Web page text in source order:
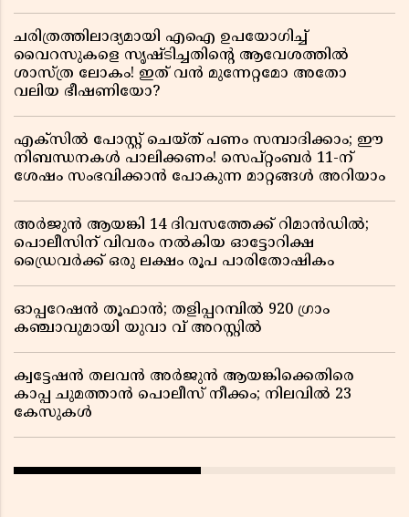
ചരിത്രത്തിലാദ്യമായി എഐ ഉപയോഗിച്ച്
വൈറസുകളെ സൃഷ്ടിച്ചതിന്റെ ആവേശത്തിൽ
ശാസ്ത്ര ലോകം! ഇത് വൻ മുന്നേറ്റമോ അതോ
വലിയ ഭീഷണിയോ?
എക്സിൽ പോസ്റ്റ് ചെയ്ത് പണം സമ്പാദിക്കാം; ഈ
നിബന്ധനകൾ പാലിക്കണം! സെപ്റ്റംബർ 11-ന്
ശേഷം സംഭവിക്കാൻ പോകുന്ന മാറ്റങ്ങൾ അറിയാം
അർജുൻ ആയങ്കി 14 ദിവസത്തേക്ക് റിമാൻഡിൽ;
പൊലീസിന് വിവരം നൽകിയ ഓട്ടോറിക്ഷ
ഡ്രൈവർക്ക് ഒരു ലക്ഷം രൂപ പാരിതോഷികം
ഓപ്പറേഷൻ തൂഫാൻ; തളിപ്പറമ്പിൽ 920 ഗ്രാം
കഞ്ചാവുമായി യുവാ വ് അറസ്റ്റിൽ
ക്വട്ടേഷൻ തലവൻ അർജുൻ ആയങ്കിക്കെതിരെ
കാപ്പ ചുമത്താൻ പൊലീസ് നീക്കം; നിലവിൽ 23
കേസുകൾ